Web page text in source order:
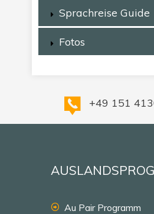
Sprachreise Guide
Fotos
+49 151
Au Pair Programm